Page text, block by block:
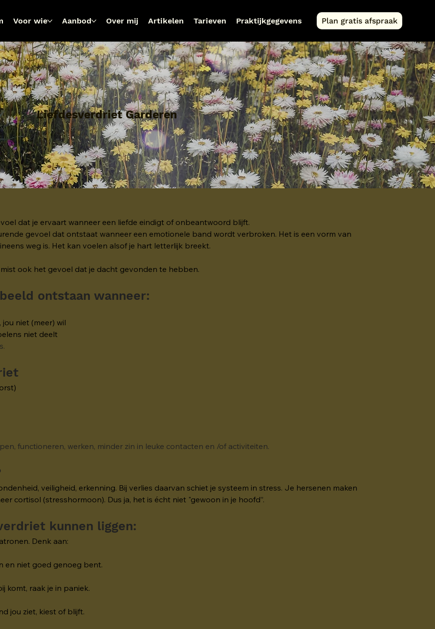
Voor wie Aanbod Over mij Artikelen Tarieven Praktijkgegevens Plan gratis afspraak
Liefdesverdriet Garderen
dat je ervaart wanneer een liefde eindigt of onbeantwoord blijft.
gevoel dat ontstaat wanneer een emotionele band wordt verbroken. Het is een vorm van
weg is. Het kan voelen alsof je hart letterlijk breekt.
ook het gevoel dat je dacht gevonden te hebben.
ontstaan wanneer:
niet (meer) wil
niet deelt
functioneren, werken, minder zin in leuke contacten en /of activiteiten.
veiligheid, erkenning. Bij verlies daarvan schiet je systeem in stress. Je hersenen maken
cortisol (stresshormoon). Dus ja, het is écht niet "gewoon in je hoofd”.
kunnen liggen:
Denk aan:
en niet goed genoeg bent.
komt, raak je in paniek.
jou ziet, kiest of blijft.